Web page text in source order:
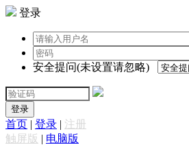
登录
安全提问(未设置请忽略)
登录
首页 | 登录 | 注册
触屏版 | 电脑版